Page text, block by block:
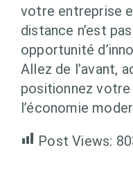
votre entreprise
distance n’est
opportunité
Allez de l’avant,
positionnez
l’économie
Post Views: